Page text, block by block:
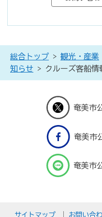
総合トップ > 観光・産業
知らせ > クルーズ客船情
奄美市
奄美市
奄美市
サイトマップ お問い合